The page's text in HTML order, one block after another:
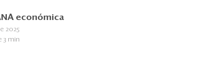
económica
2025
3 min